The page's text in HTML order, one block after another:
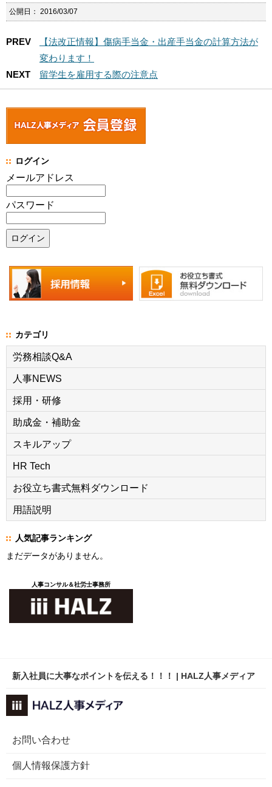
公開日： 2016/03/07
PREV
【法改正情報】傷病手当金・出産手当金の計算方法が
変わります！
NEXT
留学生を雇用する際の注意点
ログイン
メールアドレス
パスワード
カテゴリ
労務相談Q&A
人事NEWS
採用・研修
助成金・補助金
スキルアップ
HR Tech
お役立ち書式無料ダウンロード
用語説明
人気記事ランキング
まだデータがありません。
人事コンサル＆社労士事務所
新入社員に大事なポイントを伝える！！！ | HALZ人事メディア
お問い合わせ
個人情報保護方針